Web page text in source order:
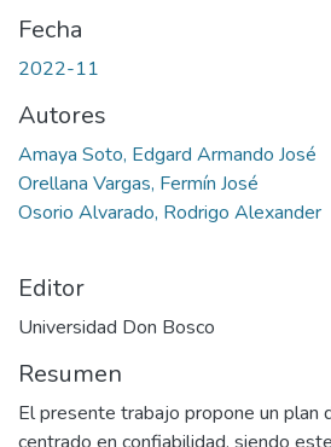
Fecha
2022-11
Autores
Amaya Soto, Edgard Armando José
Orellana Vargas, Fermín José
Osorio Alvarado, Rodrigo Alexander
Editor
Universidad Don Bosco
Resumen
El presente trabajo propone un plan